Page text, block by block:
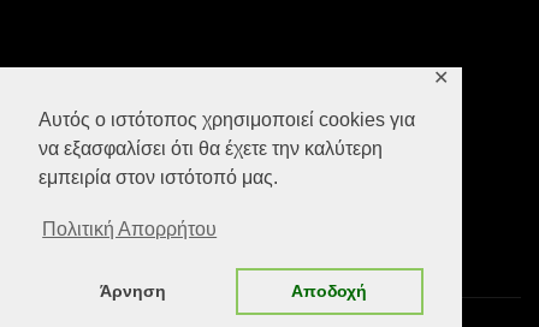
Αυτός ο ιστότοπος χρησιμοποιεί cookies για
να εξασφαλίσει ότι θα έχετε την καλύτερη
εμπειρία στον ιστότοπό μας.
Πολιτική Απορρήτου
Άρνηση Αποδοχή
✕